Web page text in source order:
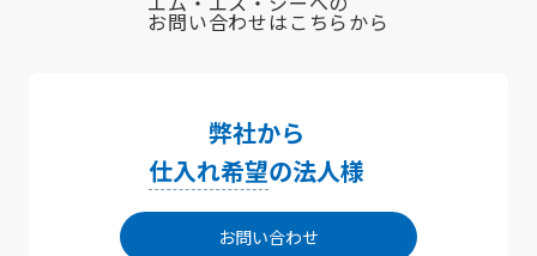
お問い合わせはこちらから
弊社から
仕入れ希望の法人様
お問い合わせ